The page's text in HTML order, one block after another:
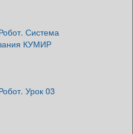
Система
КУМИР
Урок 03